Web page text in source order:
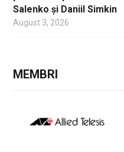
Salenko și Daniil Simkin
August 3, 2026
MEMBRI